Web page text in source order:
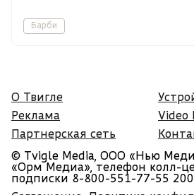
Барби
О Твигле
Реклама
Video
Партнерская сеть
© Tvigle Media, ООО «Нью
«Орм Медиа», телефон колл-
подписки 8-800-551-77-55